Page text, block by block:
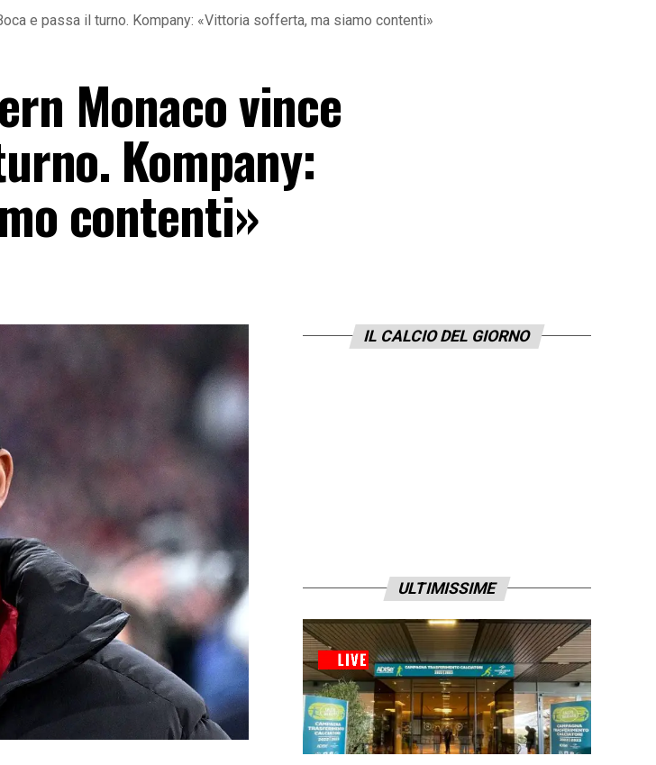
e passa il turno. Kompany: «Vittoria sofferta, ma siamo contenti»
Monaco vince
Kompany:
contenti»
IL CALCIO DEL GIORNO
ULTIMISSIME